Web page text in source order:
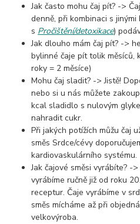
Jak často mohu čaj pít? ->
denně, při kombinaci s
s Pročištění/detoxikace)
Jak dlouho mám čaj pít? ->
bylinné čaje pít tolik
roky = 2 měsíce)
Mohu čaj sladit? -> Jistě!
nebo si u nás můžete
kcal sladidlo s nulovým
nahradit cukr.
Při jakých potížích můžu čaj
směs Srdce/cévy
kardiovaskulárního systému.
Jak čajové směsi vyrábíte? -
vyrábíme ručně již od roku
receptur. Čaje vyrábíme v
směs mícháme až při
velkovýroba.